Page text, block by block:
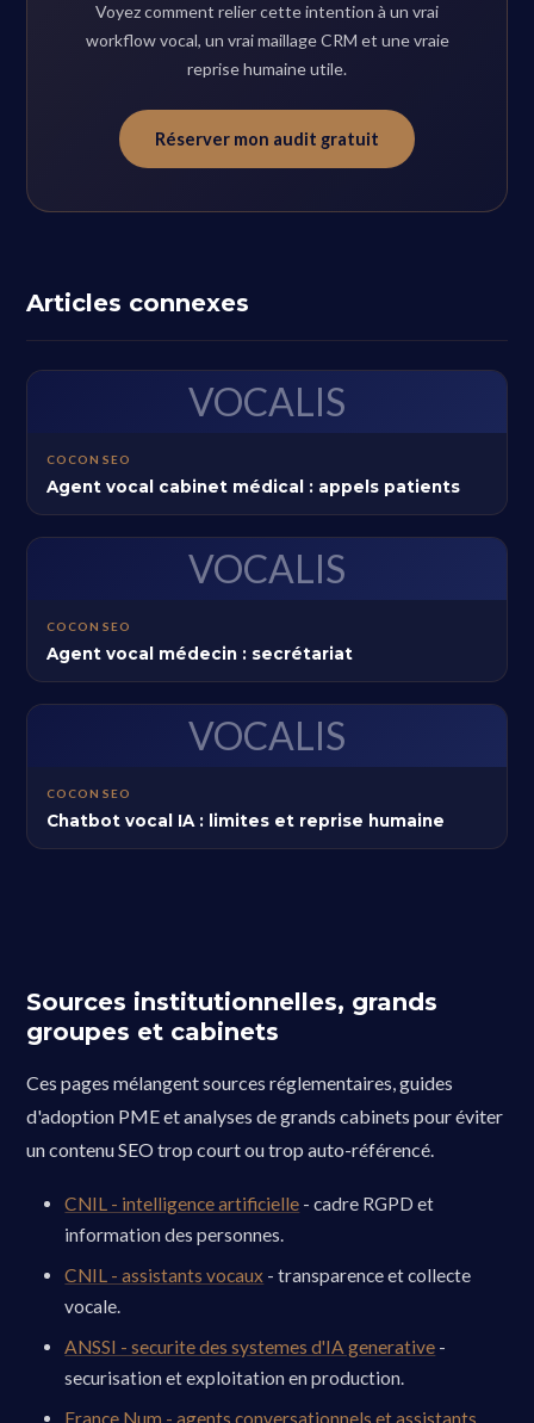
Voyez comment relier cette intention à un vrai
workflow vocal, un vrai maillage CRM et une vraie
reprise humaine utile.
Réserver mon audit gratuit
Articles connexes
VOCALIS
COCON SEO
Agent vocal cabinet médical : appels patients
VOCALIS
COCON SEO
Agent vocal médecin : secrétariat
VOCALIS
COCON SEO
Chatbot vocal IA : limites et reprise humaine
Sources institutionnelles, grands
groupes et cabinets
Ces pages mélangent sources réglementaires, guides
d'adoption PME et analyses de grands cabinets pour éviter
un contenu SEO trop court ou trop auto-référencé.
CNIL - intelligence artificielle - cadre RGPD et
information des personnes.
CNIL - assistants vocaux - transparence et collecte
vocale.
ANSSI - securite des systemes d'IA generative -
securisation et exploitation en production.
France Num - agents conversationnels et assistants